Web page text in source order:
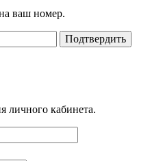
ваш номер.
Подтвердить
личного кабинета.